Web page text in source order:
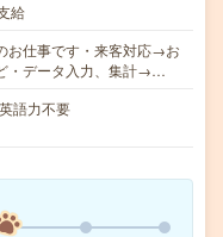
給
お仕事です・来客対応→お
・データ入力、集計→…
語力不要